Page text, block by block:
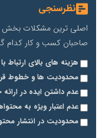
نظرسنجی
اصلی ترین مشکلات بخش
صاحبان کسب و کار کدام
هزینه های بالای ارتباط
محدودیت ها و خطوط
عدم داشتن ایده در
عدم اعتبار ویژه به
محدودیت در انتشار